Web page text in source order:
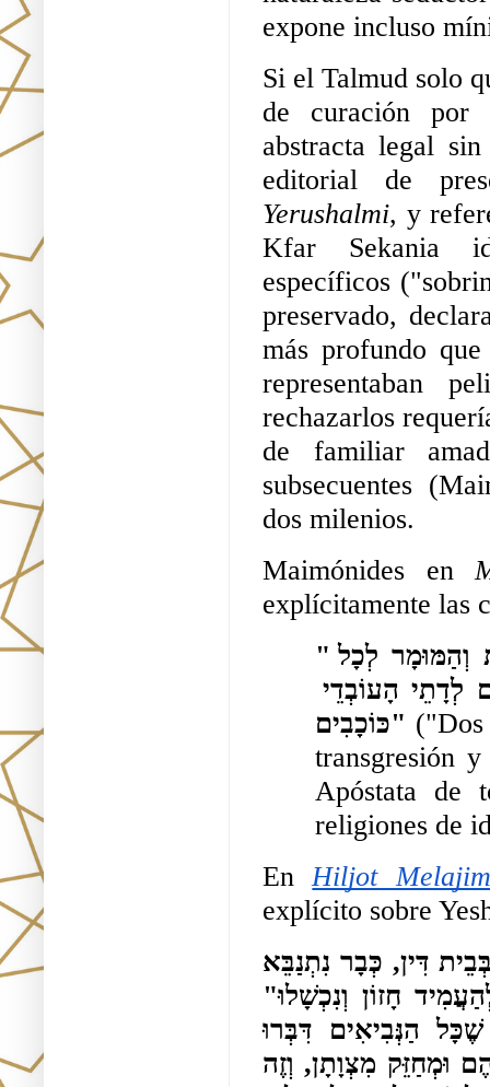
expone incluso
Si el Talmud solo
de curación por
abstracta legal
editorial de
Yerushalmi, y
Kfar Sekania
específicos
preservado,
más profundo
representaban
rechazarlos
de familiar
subsecuentes
dos milenios.
Maimónides en
explícitamente las
"שְׁנַיִם הֵם הַמּוּמָרִים מִיִּשְׂרָאֵל. הַמּוּמָר לַעֲבֵרָה אַחַת וְהַמּוּמָר לְכָל
כּוֹכָבִים" ("Dos
transgresión
Apóstata de
religiones de
En Hiljot
explícito sobre
(דניאל יא, יד). וְכִי יֵשׁ מִכְשׁוֹל גָּדוֹל מִזֶּה, שֶׁכָּל הַנְּבִיאִים דִּבְּרוּ